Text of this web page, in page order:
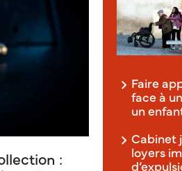
:
Faire
face à
un
Cabinet
loyers